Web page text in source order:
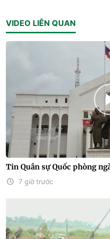
VIDEO LIÊN QUAN
Tin Quân sự Quốc phòng
7 giờ trước